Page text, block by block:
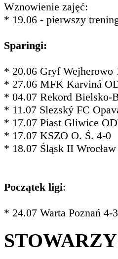
Wznowienie zajęć:
* 19.06 - pierwszy
Sparingi:
* 20.06 Gryf Wejherowo
* 27.06 MFK Karviná
* 04.07 Rekord Bielsko-
* 11.07 Slezský FC
* 17.07 Piast Gliwice
* 17.07 KSZO O. Ś. 4-0
* 18.07 Śląsk II
Początek ligi:
* 24.07 Warta Poznań 4-3